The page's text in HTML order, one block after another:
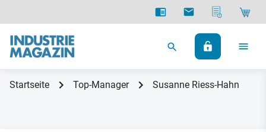
Startseite Top-Manager Susanne Riess-Hahn